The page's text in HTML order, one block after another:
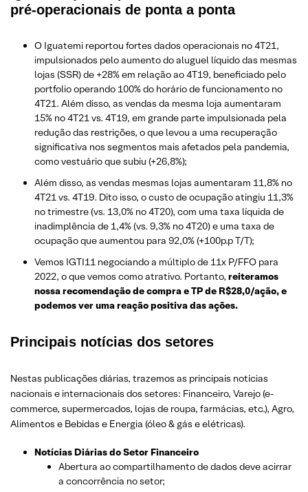
pré-operacionais de ponta a ponta
O Iguatemi reportou fortes dados operacionais no 4T21,
impulsionados pelo aumento do aluguel líquido das mesmas
lojas (SSR) de +28% em relação ao 4T19, beneficiado pelo
portfolio operando 100% do horário de funcionamento no
4T21. Além disso, as vendas da mesma loja aumentaram
15% no 4T21 vs. 4T19, em grande parte impulsionada pela
redução das restrições, o que levou a uma recuperação
significativa nos segmentos mais afetados pela pandemia,
como vestuário que subiu (+26,8%);
Além disso, as vendas mesmas lojas aumentaram 11,8% no
4T21 vs. 4T19. Dito isso, o custo de ocupação atingiu 11,3%
no trimestre (vs. 13,0% no 4T20), com uma taxa líquida de
inadimplência de 1,4% (vs. 9,3% no 4T20) e uma taxa de
ocupação que aumentou para 92,0% (+100p.p T/T);
Vemos IGTI11 negociando a múltiplo de 11x P/FFO para
2022, o que vemos como atrativo. Portanto, reiteramos
nossa recomendação de compra e TP de R$28,0/ação, e
podemos ver uma reação positiva das ações.
Principais notícias dos setores
Nestas publicações diárias, trazemos as principais notícias
nacionais e internacionais dos setores: Financeiro, Varejo(e-
commerce, supermercados, lojas de roupa, farmácias, etc.), Agro,
Alimentos e Bebidas e Energia (óleo & gás e elétricas).
Notícias Diárias do Setor Financeiro
Abertura ao compartilhamento de dados deve acirrar
a concorrência no setor;